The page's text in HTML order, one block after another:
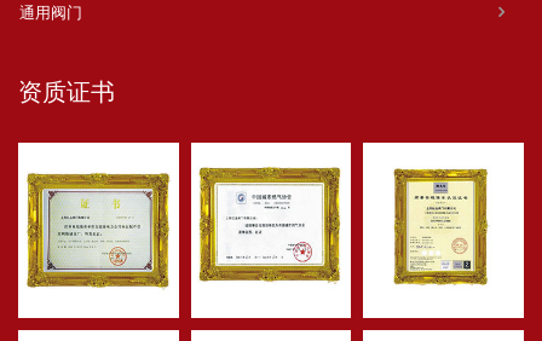
通用阀门
资质证书